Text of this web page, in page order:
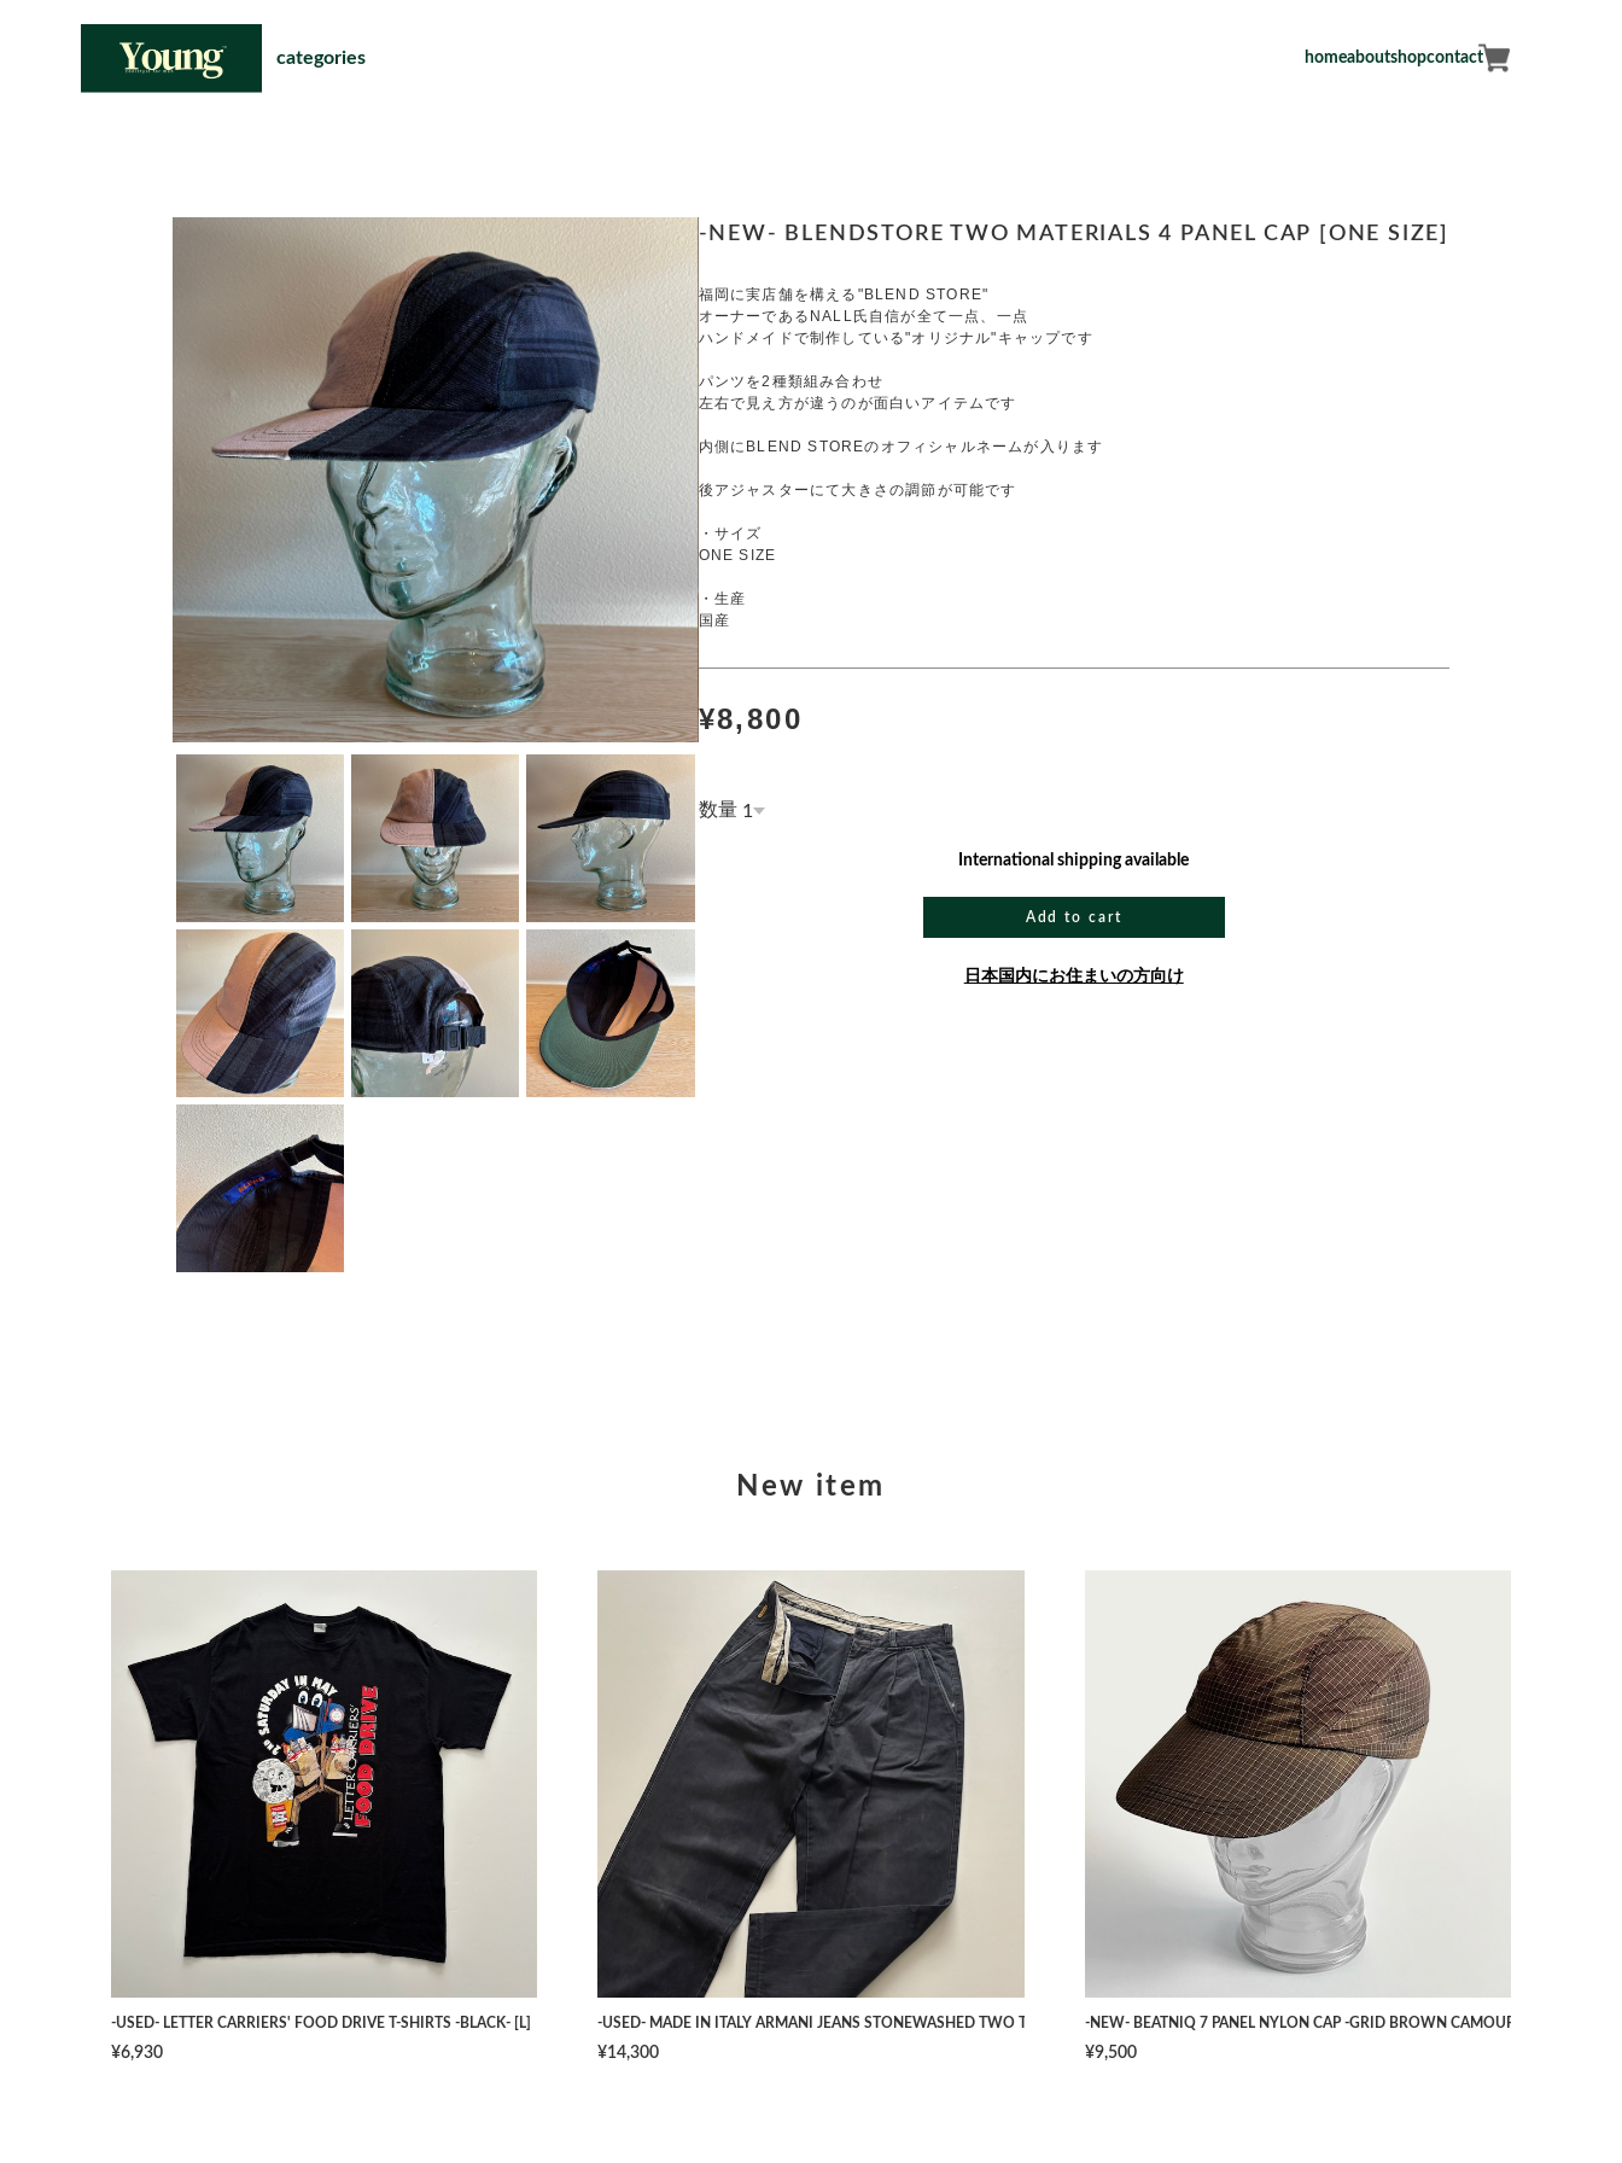
categories homeaboutshopcontact
-NEW- BLENDSTORE TWO MATERIALS 4 PANEL CAP [ONE SIZE]
福岡に実店舗を構える"BLEND STORE"
オーナーであるNALL氏自信が全て一点、一点
ハンドメイドで制作している"オリジナル"キャップです
パンツを2種類組み合わせ
左右で見え方が違うのが面白いアイテムです
内側にBLEND STOREのオフィシャルネームが入ります
後アジャスターにて大きさの調節が可能です
・サイズ
ONE SIZE
・生産
国産
¥8,800
数量
International shipping available
Add to cart
日本国内にお住まいの方向け
New item
-USED- LETTER CARRIERS' FOOD DRIVE T-SHIRTS -BLACK- [L]
¥6,930
-USED- MADE IN ITALY ARMANI JEANS STONEWASHED TWO TUCK PANTS -NAVY- [W34]
¥14,300
-NEW- BEATNIQ 7 PANEL NYLON CAP -GRID BROWN CAMOUFLAGE- [ONE
¥9,500